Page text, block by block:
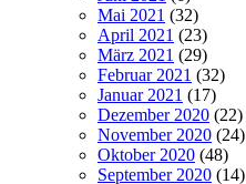
Mai 2021 (32)
April 2021 (23)
März 2021 (29)
Februar 2021 (32)
Januar 2021 (17)
Dezember 2020 (22)
November 2020 (24)
Oktober 2020 (48)
September 2020 (14)